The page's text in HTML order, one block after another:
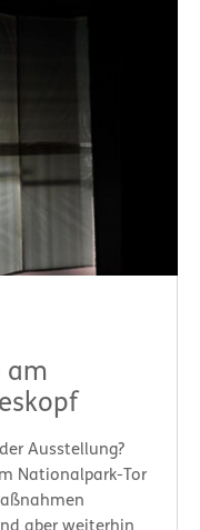
am
Ausstellung?
Nationalpark-Tor